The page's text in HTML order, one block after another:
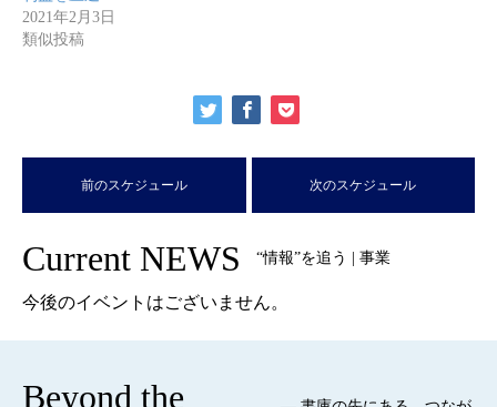
2021年2月3日
類似投稿
前のスケジュール 次のスケジュール
Current NEWS “情報”を追う | 事業
今後のイベントはございません。
Beyond the